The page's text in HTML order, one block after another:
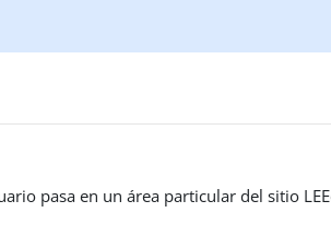
pasa en un área particular del sitio